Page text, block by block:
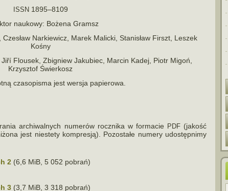
ISSN1895–8109
naukowy: Bożena Gramsz
Narkiewicz, Marek Malicki, Stanisław Firszt, Leszek
Kośny
Flousek, Zbigniew Jakubiec, Marcin Kadej, Piotr Migoń,
Krzysztof Świerkosz
cza­so­pi­sma jest wer­sja papierowa.
archi­wal­nych nume­rów rocz­nika w for­ma­cie PDF(jakość
jest nie­stety kom­pre­sją). Pozostałe numery udo­stęp­nimy
2 (6,6 MiB, 5 052 pobrań)
3 (3,7 MiB, 3 318 pobrań)